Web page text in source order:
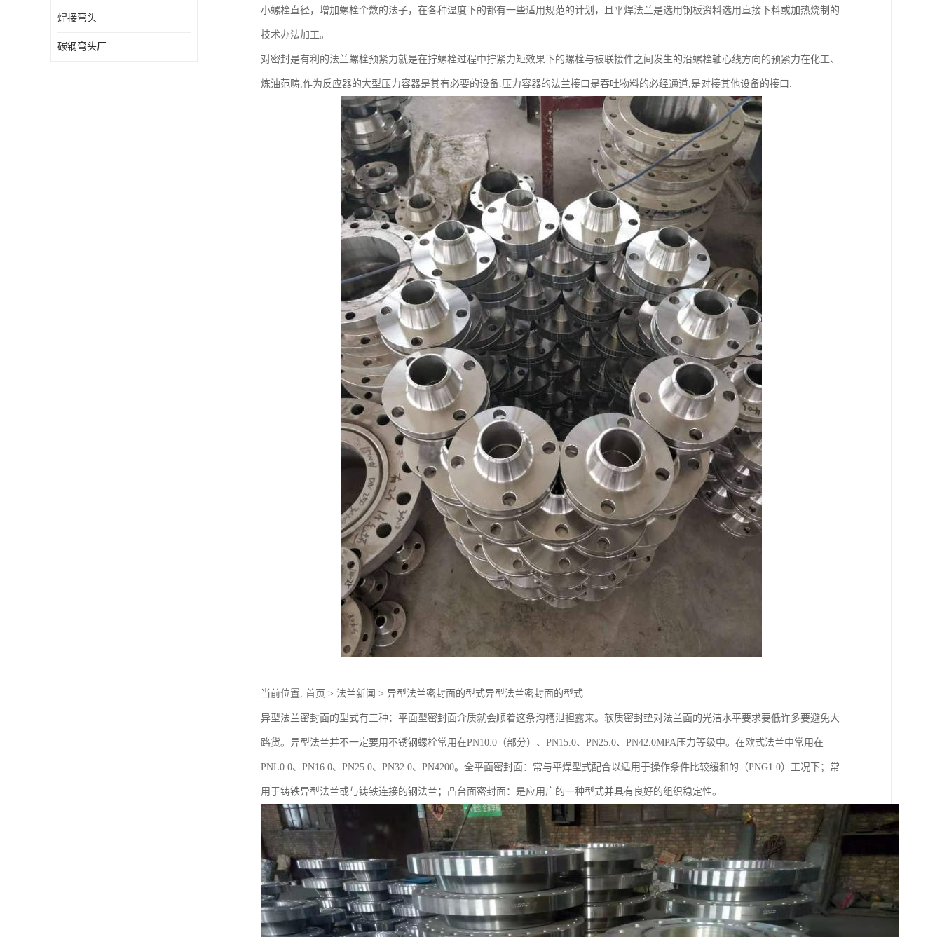
焊接弯头
碳钢弯头厂
小螺栓直径，增加螺栓个数的法子，在各种温度下的都有一些适用规范的计划，且平焊法兰是选用钢板资料选用直接下料或加热烧制的
技术办法加工。
对密封是有利的法兰螺栓预紧力就是在拧螺栓过程中拧紧力矩效果下的螺栓与被联接件之间发生的沿螺栓轴心线方向的预紧力在化工、
炼油范畴,作为反应器的大型压力容器是其有必要的设备.压力容器的法兰接口是吞吐物料的必经通道,是对接其他设备的接口.
当前位置: 首页 > 法兰新闻 > 异型法兰密封面的型式异型法兰密封面的型式
异型法兰密封面的型式有三种：平面型密封面介质就会顺着这条沟槽泄袒露来。软质密封垫对法兰面的光洁水平要求要低许多要避免大
路货。异型法兰并不一定要用不锈钢螺栓常用在PN10.0（部分）、PN15.0、PN25.0、PN42.0MPA压力等级中。在欧式法兰中常用在
PNL0.0、PN16.0、PN25.0、PN32.0、PN4200。全平面密封面：常与平焊型式配合以适用于操作条件比较缓和的（PNG1.0）工况下；常
用于铸铁异型法兰或与铸铁连接的钢法兰；凸台面密封面：是应用广的一种型式并具有良好的组织稳定性。